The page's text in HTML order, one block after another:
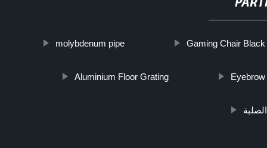
molybdenum pipe Gaming Chair Black
Aluminium Floor Grating